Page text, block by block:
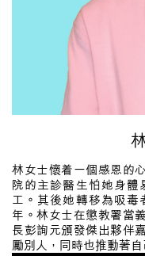
林女士懷着一個感恩的
院的主診醫生怕她身體
工。其後她轉移為吸毒
年。林女士在懲教署當
長彭詢元頒發傑出夥伴
勵別人，同時也推動著自